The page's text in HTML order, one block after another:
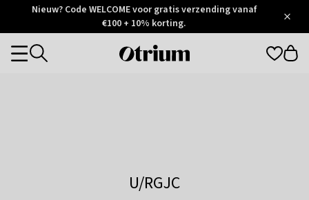
Otrium
Trustpilot
Nieuw? Code WELCOME voor gratis verzending vanaf
€100 + 10% korting.
Otrium
Categories
U/RGJC